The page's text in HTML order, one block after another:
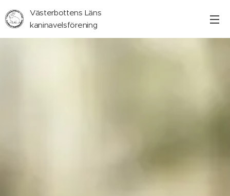
Västerbottens Läns
kaninavelsförening